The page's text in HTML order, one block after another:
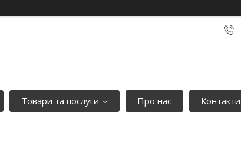
Товари та послуги Про нас Контакти